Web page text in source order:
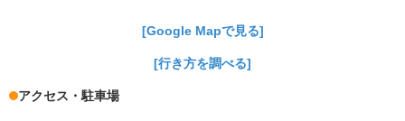
[Google Mapで見る]
[行き方を調べる]
アクセス・駐車場